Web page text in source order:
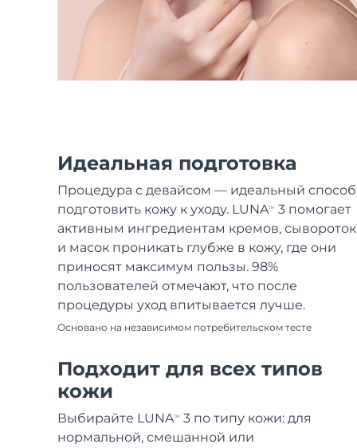
Идеальная подготовка
Процедура с девайсом — идеальный способ
подготовить кожу к уходу. LUNATM
3 помогает
активным ингредиентам кремов, сывороток
и масок проникать глубже в кожу, где они
приносят максимум пользы. 98%
пользователей отмечают, что после
процедуры уход впитывается лучше.
Основано на независимом потребительском тесте
Подходит для всех типов
кожи
Выбирайте LUNATM
3 по типу кожи: для
нормальной, смешанной или